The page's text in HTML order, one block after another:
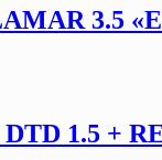
3.5
1.5 +